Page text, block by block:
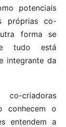
potenciais
próprias co-
forma se
tudo está
integrante da
criadoras
conhecem o
entendem a